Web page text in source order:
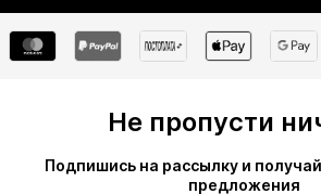
Не пропусти
Подпишись на рассылку и
предложения